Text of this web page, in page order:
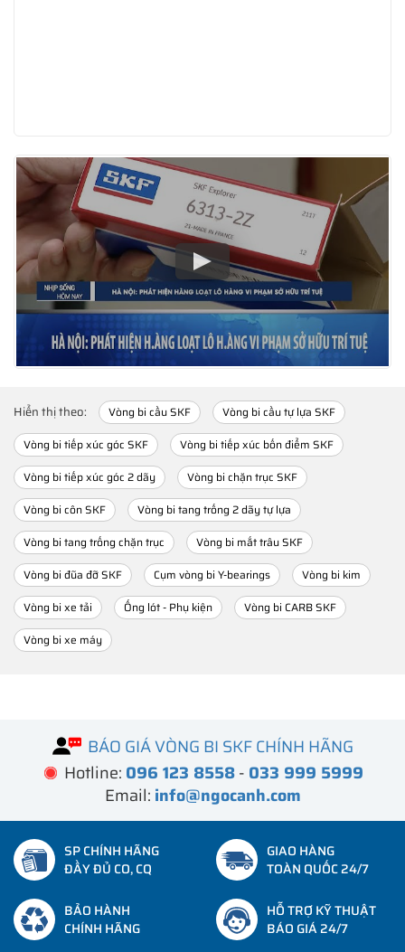
Hiển thị theo: Vòng bi cầu SKF
Vòng bi cầu tự lựa SKF
Vòng bi tiếp xúc góc SKF
Vòng bi tiếp xúc bốn điểm SKF
Vòng bi tiếp xúc góc 2 dãy
Vòng bi chặn trục SKF
Vòng bi côn SKF
Vòng bi tang trống 2 dãy tự lựa
Vòng bi tang trống chặn trục
Vòng bi mắt trâu SKF
Vòng bi đũa đỡ SKF
Cụm vòng bi Y-bearings
Vòng bi kim
Vòng bi xe tải
Ống lót - Phụ kiện
Vòng bi CARB SKF
Vòng bi xe máy
BÁO GIÁ VÒNG BI SKF CHÍNH HÃNG
Hotline: 096 123 8558- 033 999 5999
Email: info@ngocanh.com
SP CHÍNH HÃNG
ĐẦY ĐỦ CO, CQ
GIAO HÀNG
TOÀN QUỐC 24/7
BẢO HÀNH
CHÍNH HÃNG
HỖ TRỢ KỸ THUẬT
BÁO GIÁ 24/7